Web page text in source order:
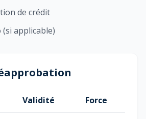
de crédit
(si applicable)
Validité Force